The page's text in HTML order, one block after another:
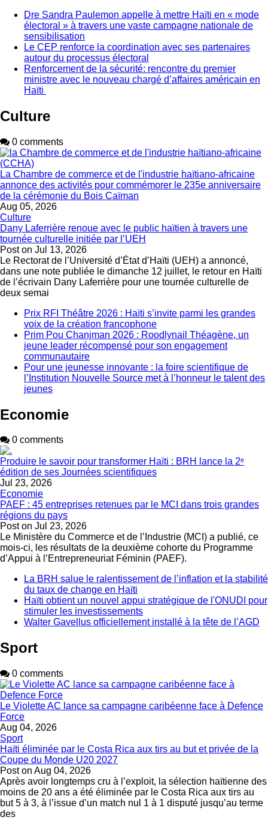
Dre Sandra Paulemon appelle à mettre Haïti en « mode
électoral » à travers une vaste campagne nationale de
sensibilisation
Le CEP renforce la coordination avec ses partenaires
autour du processus électoral
Renforcement de la sécurité: rencontre du premier
ministre avec le nouveau chargé d’affaires américain en
Haïti
Culture
0 comments
La Chambre de commerce et de l'industrie haïtiano-africaine
annonce des activités pour commémorer le 235e anniversaire
de la cérémonie du Bois Caïman
Aug 05, 2026
Culture
Dany Laferrière renoue avec le public haïtien à travers une
tournée culturelle initiée par l’UEH
Post on Jul 13, 2026
Le Rectorat de l’Université d’État d’Haïti (UEH) a annoncé,
dans une note publiée le dimanche 12 juillet, le retour en Haïti
de l’écrivain Dany Laferrière pour une tournée culturelle de
deux semai
Prix RFI Théâtre 2026 : Haïti s’invite parmi les grandes
voix de la création francophone
Prim Pou Chanjman 2026 : Roodlynail Théagène, un
jeune leader récompensé pour son engagement
communautaire
Pour une jeunesse innovante : la foire scientifique de
l’Institution Nouvelle Source met à l’honneur le talent des
jeunes
Economie
0 comments
Produire le savoir pour transformer Haïti : BRH lance la 2ᵉ
édition de ses Journées scientifiques
Jul 23, 2026
Economie
PAEF : 45 entreprises retenues par le MCI dans trois grandes
régions du pays
Post on Jul 23, 2026
Le Ministère du Commerce et de l’Industrie (MCI) a publié, ce
mois-ci, les résultats de la deuxième cohorte du Programme
d’Appui à l’Entrepreneuriat Féminin (PAEF).
La BRH salue le ralentissement de l’inflation et la stabilité
du taux de change en Haïti
Haïti obtient un nouvel appui stratégique de l'ONUDI pour
stimuler les investissements
Walter Gavellus officiellement installé à la tête de l’AGD
Sport
0 comments
Le Violette AC lance sa campagne caribéenne face à Defence
Force
Aug 04, 2026
Sport
Haïti éliminée par le Costa Rica aux tirs au but et privée de la
Coupe du Monde U20 2027
Post on Aug 04, 2026
Après avoir longtemps cru à l’exploit, la sélection haïtienne des
moins de 20 ans a été éliminée par le Costa Rica aux tirs au
but 5 à 3, à l’issue d’un match nul 1 à 1 disputé jusqu’au terme
des